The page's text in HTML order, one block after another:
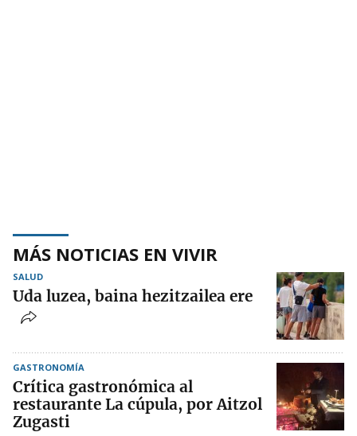
MÁS NOTICIAS EN VIVIR
SALUD
Uda luzea, baina hezitzailea ere
GASTRONOMÍA
Crítica gastronómica al
restaurante La cúpula, por Aitzol
Zugasti